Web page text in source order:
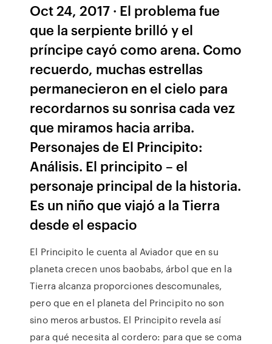
Oct 24, 2017 · El problema fue
que la serpiente brilló y el
príncipe cayó como arena. Como
recuerdo, muchas estrellas
permanecieron en el cielo para
recordarnos su sonrisa cada vez
que miramos hacia arriba.
Personajes de El Principito:
Análisis. El principito – el
personaje principal de la historia.
Es un niño que viajó a la Tierra
desde el espacio
El Principito le cuenta al Aviador que en su
planeta crecen unos baobabs, árbol que en la
Tierra alcanza proporciones descomunales,
pero que en el planeta del Principito no son
sino meros arbustos. El Principito revela así
para qué necesita al cordero: para que se coma